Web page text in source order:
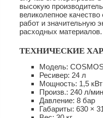
высокую
великолепное
работ и значительную
расходных материалов.
ТЕХНИЧЕСКИЕ
Модель:
Ресивер: 24 л
Мощность: 1,5 кВт
Произв.: 240 л/мин
Давление: 8 бар
Габариты: 630 ×